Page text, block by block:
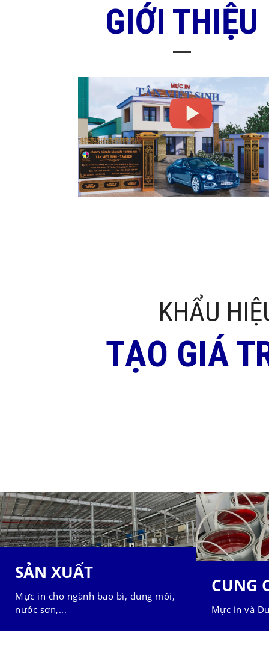
GIỚI THIỆU
KHẨU
TẠO GIÁ
SẢN XUẤT
Mực in cho ngành bao bì, dung môi,
nước sơn,...
CUNG
Mực in và